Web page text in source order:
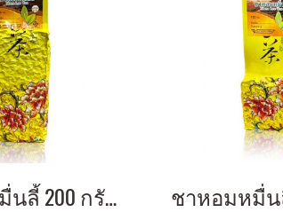
ชาหอมหมื่นลี้ 200 กรัม